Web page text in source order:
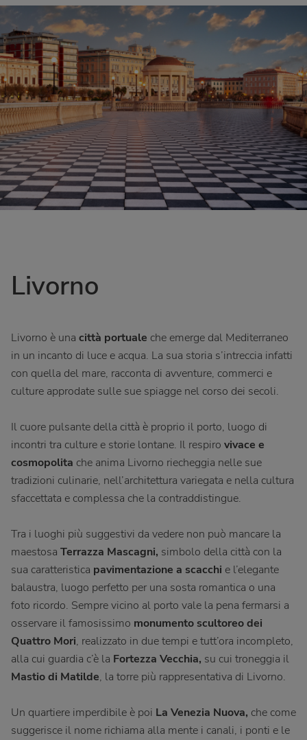
Livorno
Livorno è una città portuale che emerge dal Mediterraneo
in un incanto di luce e acqua. La sua storia s’intreccia infatti
con quella del mare, racconta di avventure, commerci e
culture approdate sulle sue spiagge nel corso dei secoli.
Il cuore pulsante della città è proprio il porto, luogo di
incontri tra culture e storie lontane. Il respiro vivace e
cosmopolita che anima Livorno riecheggia nelle sue
tradizioni culinarie, nell’architettura variegata e nella cultura
sfaccettata e complessa che la contraddistingue.
Tra i luoghi più suggestivi da vedere non può mancare la
maestosa Terrazza Mascagni, simbolo della città con la
sua caratteristica pavimentazione a scacchi e l’elegante
balaustra, luogo perfetto per una sosta romantica o una
foto ricordo. Sempre vicino al porto vale la pena fermarsi a
osservare il famosissimo monumento scultoreo dei
Quattro Mori, realizzato in due tempi e tutt’ora incompleto,
alla cui guardia c’è la Fortezza Vecchia, su cui troneggia il
Mastio di Matilde, la torre più rappresentativa di Livorno.
Un quartiere imperdibile è poi La Venezia Nuova, che come
suggerisce il nome richiama alla mente i canali, i ponti e le